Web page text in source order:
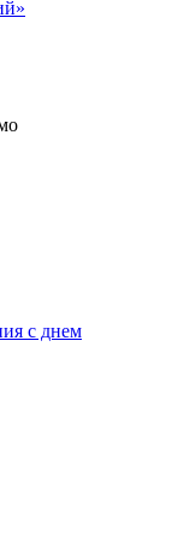
с днем